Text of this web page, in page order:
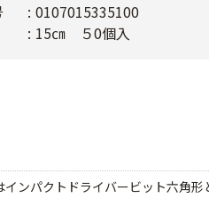
インパクトドライバービット六角
0107015335100
15㎝ ５0個入